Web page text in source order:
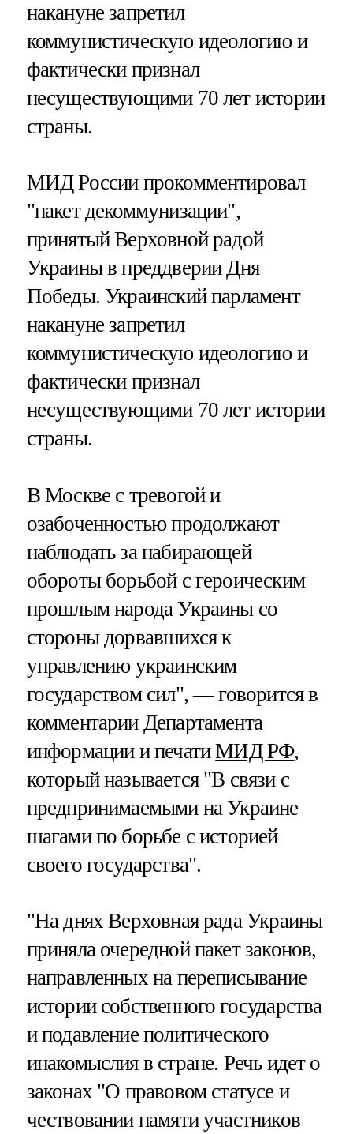
накануне запретил
коммунистическую идеологию и
фактически признал
несуществующими 70 лет истории
страны.
МИД России прокомментировал
"пакет декоммунизации",
принятый Верховной радой
Украины в преддверии Дня
Победы. Украинский парламент
накануне запретил
коммунистическую идеологию и
фактически признал
несуществующими 70 лет истории
страны.
В Москве с тревогой и
озабоченностью продолжают
наблюдать за набирающей
обороты борьбой с героическим
прошлым народа Украины со
стороны дорвавшихся к
управлению украинским
государством сил", — говорится в
комментарии Департамента
информации и печатиМИД РФ,
который называется "В связи с
предпринимаемыми на Украине
шагами по борьбе с историей
своего государства".
"На днях Верховная рада Украины
приняла очередной пакет законов,
направленных на переписывание
истории собственного государства
и подавление политического
инакомыслия в стране. Речь идет о
законах "О правовом статусе и
чествовании памяти участников